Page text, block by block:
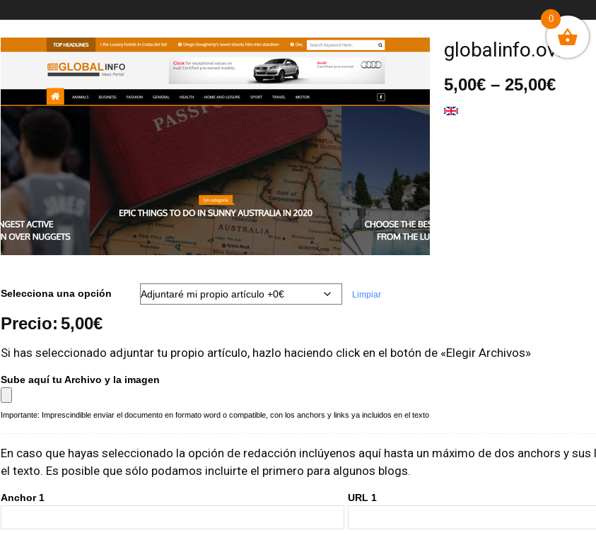
globalinfo.ovh
5,00€ – 25,00€
Selecciona una opción Limpiar
Precio: 5,00€
Si has seleccionado adjuntar tu propio artículo, hazlo haciendo click en el botón de «Elegir Archivos»
Sube aquí tu Archivo y la imagen
Importante: Imprescindible enviar el documento en formato word o compatible, con los anchors y links ya incluidos en el texto
En caso que hayas seleccionado la opción de redacción inclúyenos aquí hasta un máximo de dos anchors y sus
el texto. Es posible que sólo podamos incluirte el primero para algunos blogs.
Anchor 1 URL 1
0